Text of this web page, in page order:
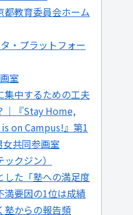
都教育委員会ホーム
・プラットフォー
室
集中するための工夫
｜『Stay Home,
on Campus!』第1
共同参画室
クジン）
した「塾への満足度
満要因の1位は成績
塾からの報告頻